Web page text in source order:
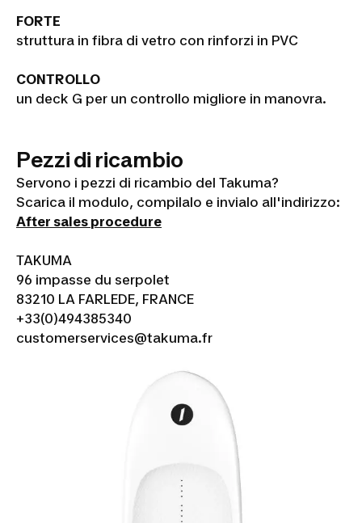
FORTE
struttura in fibra di vetro con rinforzi in PVC
CONTROLLO
un deck G per un controllo migliore in manovra.
Pezzi di ricambio
Servono i pezzi di ricambio del Takuma?
Scarica il modulo, compilalo e invialo all'indirizzo:
After sales procedure
TAKUMA
96 impasse du serpolet
83210 LA FARLEDE, FRANCE
+33(0)494385340
customerservices@takuma.fr